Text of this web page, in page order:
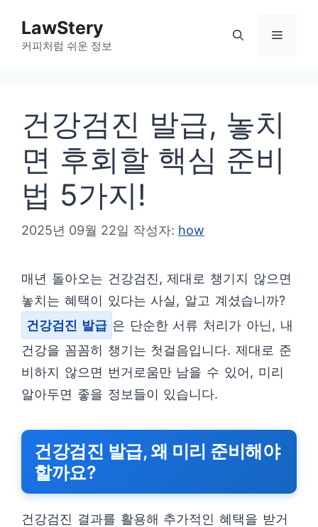
LawStery
커피처럼 쉬운 정보
메
건강검진 발급, 놓치
면 후회할 핵심 준비
법 5가지!
2025년 09월 22일 작성자: how
매년 돌아오는 건강검진, 제대로 챙기지 않으면
놓치는 혜택이 있다는 사실, 알고 계셨습니까?
건강검진 발급 은 단순한 서류 처리가 아닌, 내
건강을 꼼꼼히 챙기는 첫걸음입니다. 제대로 준
비하지 않으면 번거로움만 남을 수 있어, 미리
알아두면 좋을 정보들이 있습니다.
건강검진 발급, 왜 미리 준비해야
할까요?
건강검진 결과를 활용해 추가적인 혜택을 받거